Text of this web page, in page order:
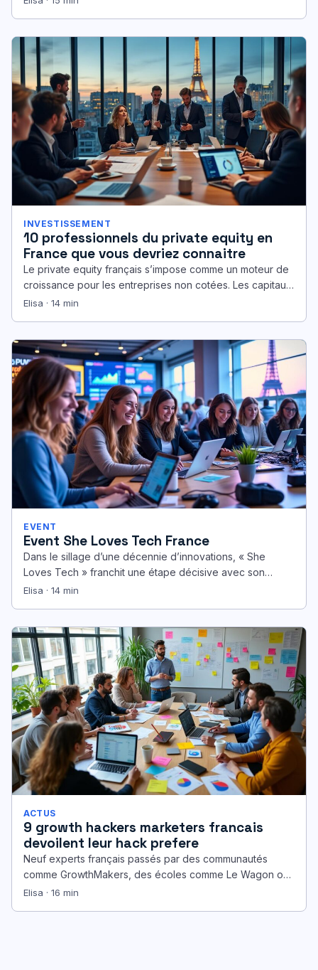
INVESTISSEMENT
10 professionnels du private equity en
France que vous devriez connaitre
Le private equity français s’impose comme un moteur de
croissance pour les entreprises non cotées. Les capitaux
gérés avoisinent 135…
Elisa · 14 min
EVENT
Event She Loves Tech France
Dans le sillage d’une décennie d’innovations, « She
Loves Tech » franchit une étape décisive avec son
ancrage français toujours…
Elisa · 14 min
ACTUS
9 growth hackers marketers francais
devoilent leur hack prefere
Neuf experts français passés par des communautés
comme GrowthMakers, des écoles comme Le Wagon ou
des accélérateurs tels que Schoolab…
Elisa · 16 min